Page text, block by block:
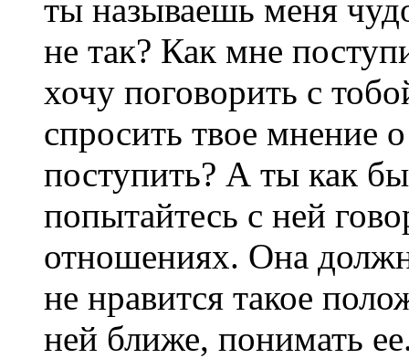
ты называешь меня
не так? Как мне
хочу поговорить с
спросить твое
поступить? А ты как
попытайтесь с ней
отношениях. Она
не нравится такое
ней ближе, понимать